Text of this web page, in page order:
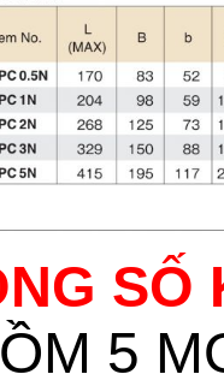
SỐ
5